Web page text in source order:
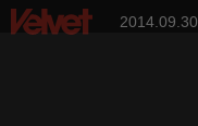
2014.09.30.